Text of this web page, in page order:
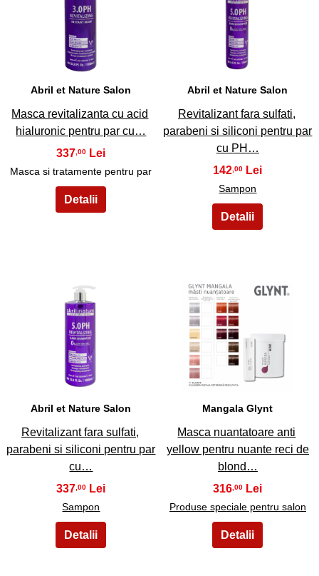
23
Abril et Nature Salon
Masca revitalizanta cu acid
hialuronic pentru par cu…
337 ,00
Masca si tratamente pentru par
24
Abril et Nature Salon
Revitalizant fara sulfati,
parabeni si siliconi pentru par
cu PH…
142 ,00
Sampon
25
Abril et Nature Salon
Revitalizant fara sulfati,
parabeni si siliconi pentru par
cu…
337 ,00
Sampon
26
Mangala Glynt
Masca nuantatoare anti
yellow pentru nuante reci de
blond…
316 ,00
Produse speciale pentru salon